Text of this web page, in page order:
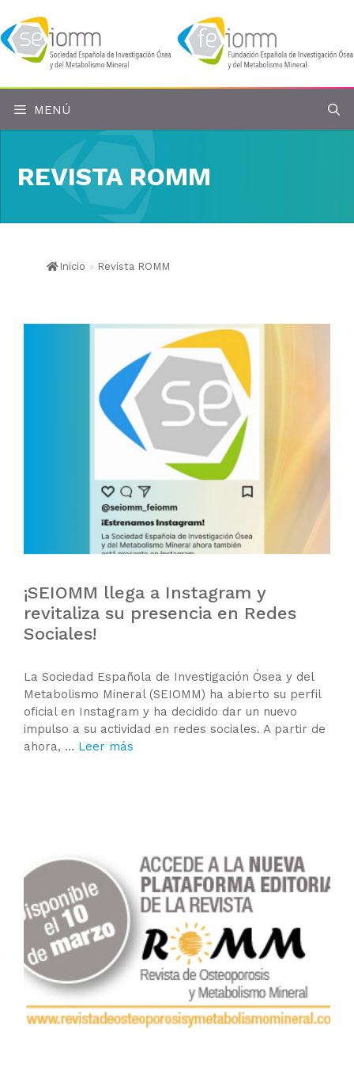
al
contenido
MENÚ
REVISTA ROMM
Inicio » Revista ROMM
¡SEIOMM llega a Instagram y
revitaliza su presencia en Redes
Sociales!
La Sociedad Española de Investigación Ósea y del
Metabolismo Mineral (SEIOMM) ha abierto su perfil
oficial en Instagram y ha decidido dar un nuevo
impulso a su actividad en redes sociales. A partir de
ahora, … Leer más